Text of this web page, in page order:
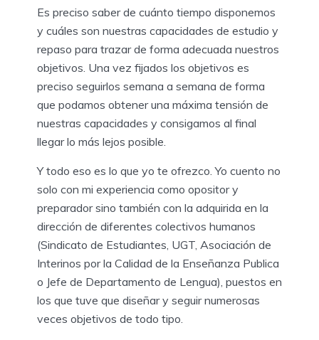
Es preciso saber de cuánto tiempo disponemos
y cuáles son nuestras capacidades de estudio y
repaso para trazar de forma adecuada nuestros
objetivos. Una vez fijados los objetivos es
preciso seguirlos semana a semana de forma
que podamos obtener una máxima tensión de
nuestras capacidades y consigamos al final
llegar lo más lejos posible.
Y todo eso es lo que yo te ofrezco. Yo cuento no
solo con mi experiencia como opositor y
preparador sino también con la adquirida en la
dirección de diferentes colectivos humanos
(Sindicato de Estudiantes, UGT, Asociación de
Interinos por la Calidad de la Enseñanza Publica
o Jefe de Departamento de Lengua), puestos en
los que tuve que diseñar y seguir numerosas
veces objetivos de todo tipo.